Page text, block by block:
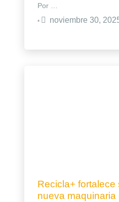
Por …
• noviembre 30,
Recicla+ fortalece
nueva maquinaria